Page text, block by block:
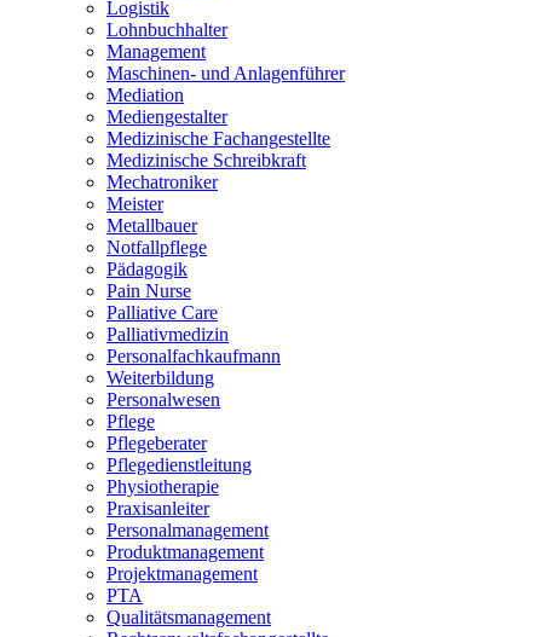
Logistik
Lohnbuchhalter
Management
Maschinen- und Anlagenführer
Mediation
Mediengestalter
Medizinische Fachangestellte
Medizinische Schreibkraft
Mechatroniker
Meister
Metallbauer
Notfallpflege
Pädagogik
Pain Nurse
Palliative Care
Palliativmedizin
Personalfachkaufmann
Weiterbildung
Personalwesen
Pflege
Pflegeberater
Pflegedienstleitung
Physiotherapie
Praxisanleiter
Personalmanagement
Produktmanagement
Projektmanagement
PTA
Qualitätsmanagement